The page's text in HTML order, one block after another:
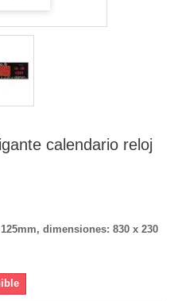
calendario reloj
dimensiones: 830 x 230